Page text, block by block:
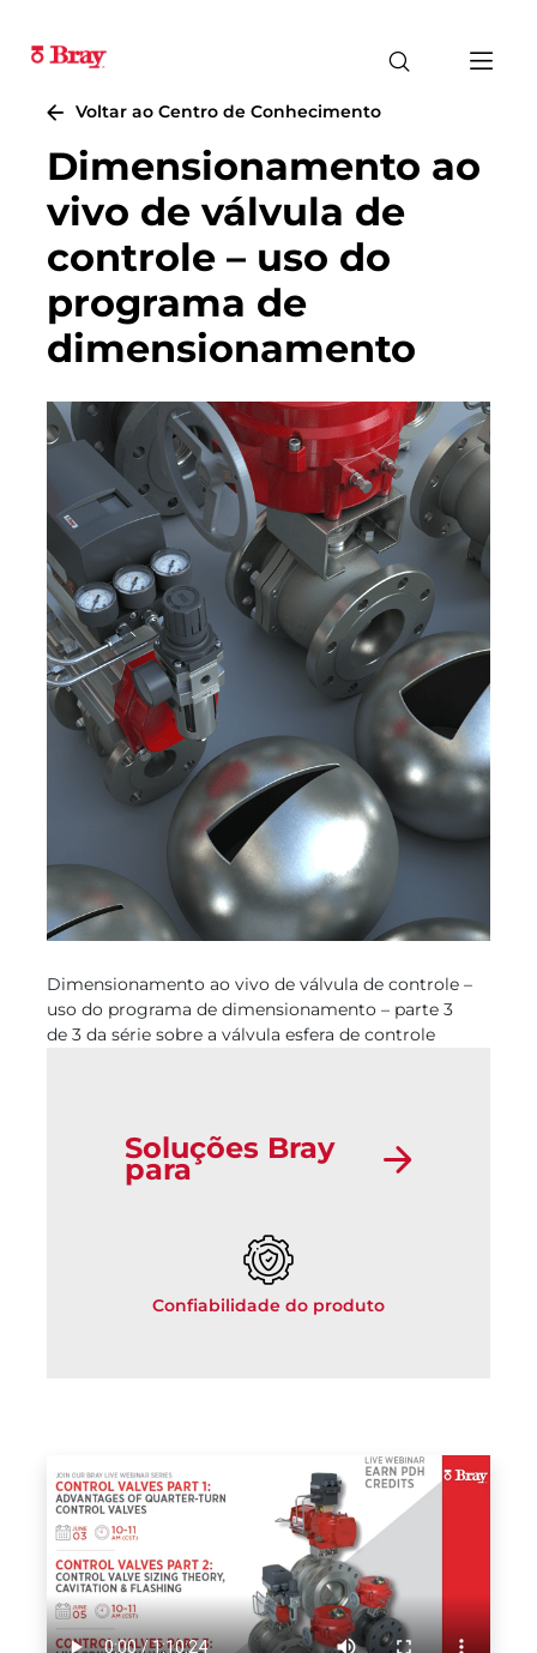
Voltar ao Centro de Conhecimento
Dimensionamento ao
vivo de válvula de
controle – uso do
programa de
dimensionamento
Dimensionamento ao vivo de válvula de controle –
uso do programa de dimensionamento – parte 3
de 3 da série sobre a válvula esfera de controle
Soluções Bray
para
Confiabilidade do produto